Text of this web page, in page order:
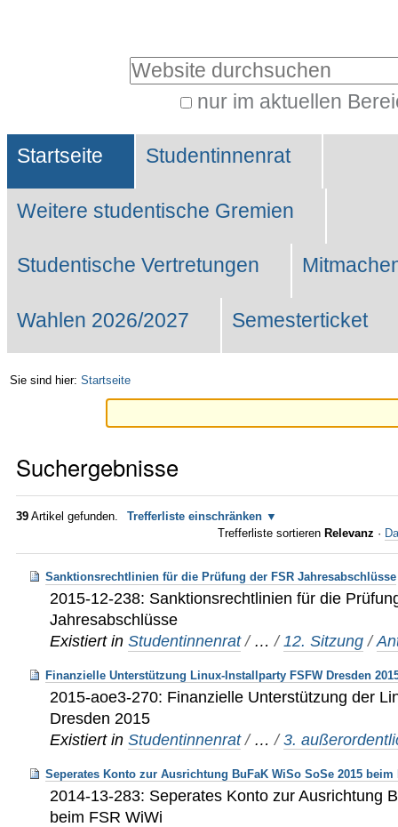
Website durchsuchen
nur im aktuellen
Suche…
Sektionen
Startseite Studentinnenrat
Weitere studentische Gremien
Studentische Vertretungen
Wahlen 2026/2027 Semesterticket
Sie sind hier: Startseite
Suchergebnisse
39 Artikel gefunden.
Trefferliste einschränken
Trefferliste sortieren Relevanz ·
Sanktionsrechtlinien für die Prüfung der FSR Jahresabschlüsse
2015-12-238: Sanktionsrechtlinien für die
Jahresabschlüsse
Existiert in Studentinnenrat / …/12. Sitzung /
Finanzielle Unterstützung Linux-Installparty FSFW Dresden
2015-aoe3-270: Finanzielle Unterstützung der
Dresden 2015
Existiert in Studentinnenrat / …/3.
Seperates Konto zur Ausrichtung BuFaK WiSo SoSe 2015 beim
2014-13-283: Seperates Konto zur Ausrichtung
beim FSR WiWi